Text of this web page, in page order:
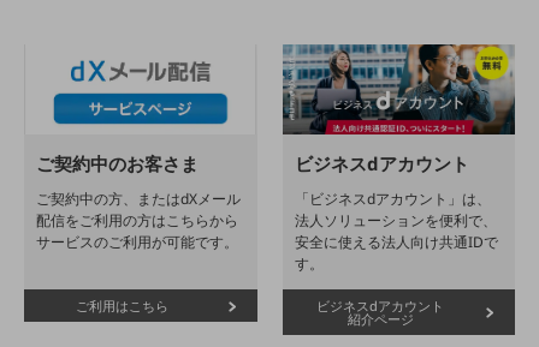
地域産業
その他の業界はこちら
ゲーム感覚で見つける
ビジネスお悩み診断
NTTドコモビジネス
オンラインショップ
モバイル・ICTサービスをオンラインで
相談・申し込みができるバーチャルショップ
ご契約中のお客さま
ご契約中の方、またはdXメール
配信をご利用の方はこちらから
サービスのご利用が可能です。
ご利用はこちら
ビジネスdアカウント
「ビジネスdアカウント」は、
法人ソリューションを便利で、
安全に使える法人向け共通IDで
す。
ビジネスdアカウント
紹介ページ